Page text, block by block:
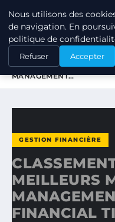
TUEZ-LES
ACCUEIL
GESTION
CLASSEMENT 2024 DES
MANAGEMENT…
GESTION FINANCIÈRE
MEILLEURS
FINANCIAL
Nous utilisons des
de navigation. En
politique de
Refuser Accepter